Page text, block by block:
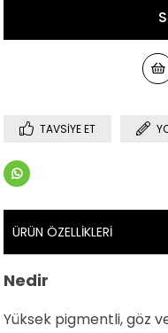
TAVSIYE ET
ÜRÜN ÖZELLIKLERI
Nedir
Yüksek pigmentli, göz